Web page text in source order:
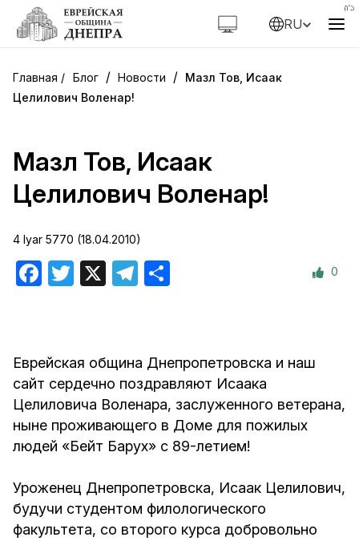
RU
Блог / Новости / Мазл Тов, Исаак
Целилович Воленар!
Мазл Тов, Исаак
Целилович Воленар!
4 Iyar 5770 (18.04.2010)
Facebook
Twitter Telegram 0
Еврейская община Днепропетровска и наш
сайт сердечно поздравляют Исаака
Целиловича Воленара, заслуженного ветерана,
ныне проживающего в Доме для пожилых
людей «Бейт Барух» с 89-летием!
Уроженец Днепропетровска, Исаак Целилович,
будучи студентом филологического
факультета, со второго курса добровольно